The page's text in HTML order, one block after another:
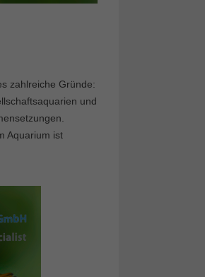
zahlreiche Gründe:
und
Aquarium ist